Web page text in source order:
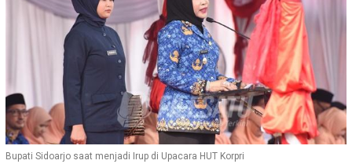
Bupati Sidoarjo saat menjadi Irup di Upacara HUT Korpri